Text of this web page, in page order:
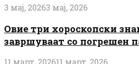
3 мај, 20263 мај, 2026
Овие три хороскопски
завршуваат со погрешен